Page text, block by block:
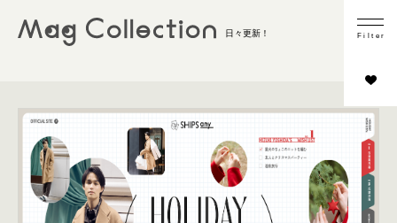
日々更新！ F i l t e r
業種
ビューティー・コスメ
ライフスタイル
その他
コンテンツの内容